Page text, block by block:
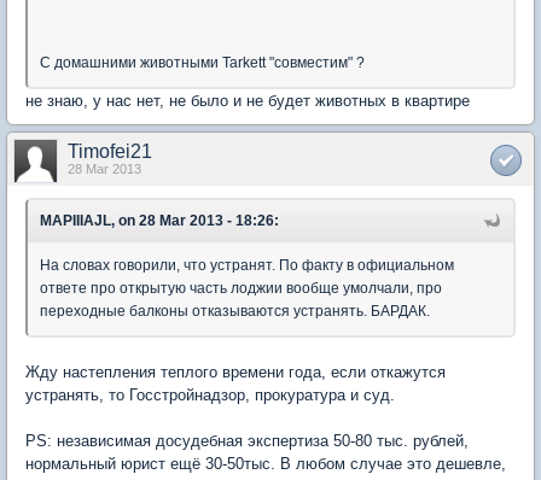
С домашними животными Tarkett "совместим" ?
не знаю, у нас нет, не было и не будет животных в квартире
Timofei21
28 Mar 2013
MAPIIIAJL, on 28 Mar 2013 - 18:26:
На словах говорили, что устранят. По факту в официальном
ответе про открытую часть лоджии вообще умолчали, про
переходные балконы отказываются устранять. БАРДАК.
Жду настепления теплого времени года, если откажутся
устранять, то Госстройнадзор, прокуратура и суд.
PS: независимая досудебная экспертиза 50-80 тыс. рублей,
нормальный юрист ещё 30-50тыс. В любом случае это дешевле,